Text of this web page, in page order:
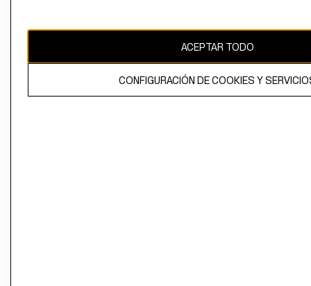
propiedad de H&M Hennes & Mauritz AB
ACEPTAR TODO
CONFIGURACIÓN DE COOKIES Y